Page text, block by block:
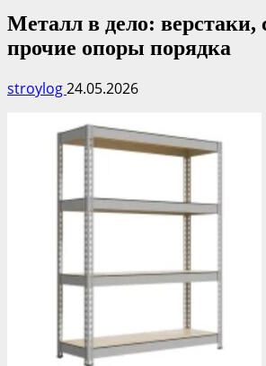
Металл в дело: верстаки,
прочие опоры порядка
stroylog24.05.2026